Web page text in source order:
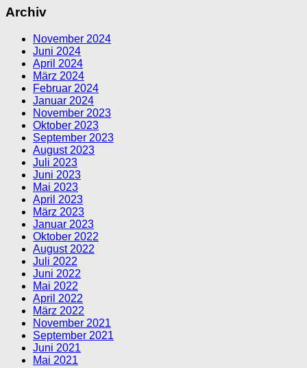
Archiv
November 2024
Juni 2024
April 2024
März 2024
Februar 2024
Januar 2024
November 2023
Oktober 2023
September 2023
August 2023
Juli 2023
Juni 2023
Mai 2023
April 2023
März 2023
Januar 2023
Oktober 2022
August 2022
Juli 2022
Juni 2022
Mai 2022
April 2022
März 2022
November 2021
September 2021
Juni 2021
Mai 2021